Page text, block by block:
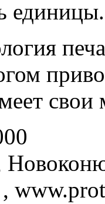
единицы.